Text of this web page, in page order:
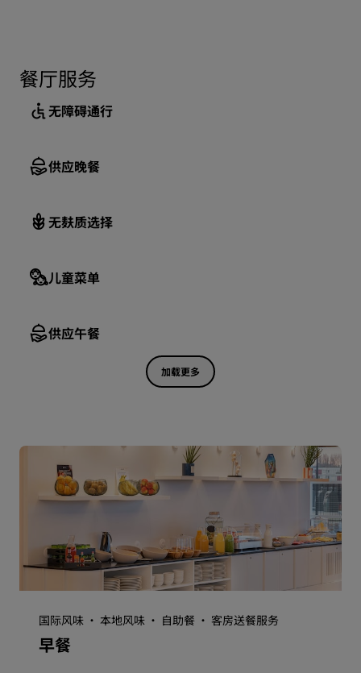
餐厅服务
无障碍通行
供应晚餐
无麸质选择
儿童菜单
供应午餐
加载更多
国际风味 · 本地风味 · 自助餐 · 客房送餐服务
早餐